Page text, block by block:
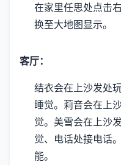
在家里任思处点击
换至大地图显示。
客厅：
结衣会在上沙发处
睡觉。 莉音会在上
觉。 美雪会在上沙
觉、电话处接电话。
能。